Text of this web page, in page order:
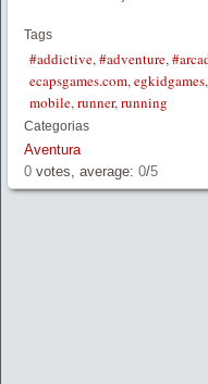
Tags
#addictive,#adventure,
ecapsgames.com,egkidgames,
mobile,runner,running
Categorias
Aventura
0 votes, average: 0/5